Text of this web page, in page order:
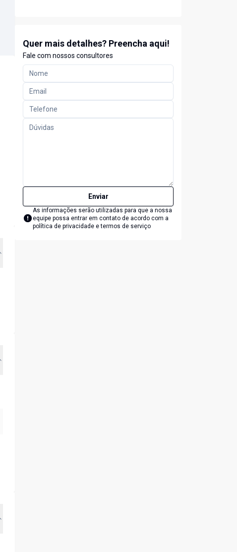
Quer mais detalhes? Preencha aqui!
Fale com nossos consultores
Enviar
As informações serão utilizadas para que a nossa
equipe possa entrar em contato de acordo com a
política de privacidade e termos de serviço